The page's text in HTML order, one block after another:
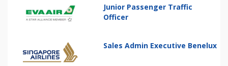
Junior Passenger Traffic
Officer
Sales Admin Executive Benelux